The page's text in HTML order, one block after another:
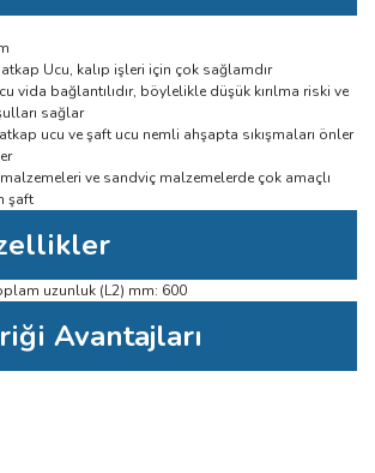
Ucu, kalıp işleri için çok sağlamdır
vida bağlantılıdır, böylelikle düşük kırılma riski ve
sağlar
ucu ve şaft ucu nemli ahşapta sıkışmaları önler
ve sandviç malzemelerde çok amaçlı
şaft
uzunluk (L2) mm: 600
Avantajları